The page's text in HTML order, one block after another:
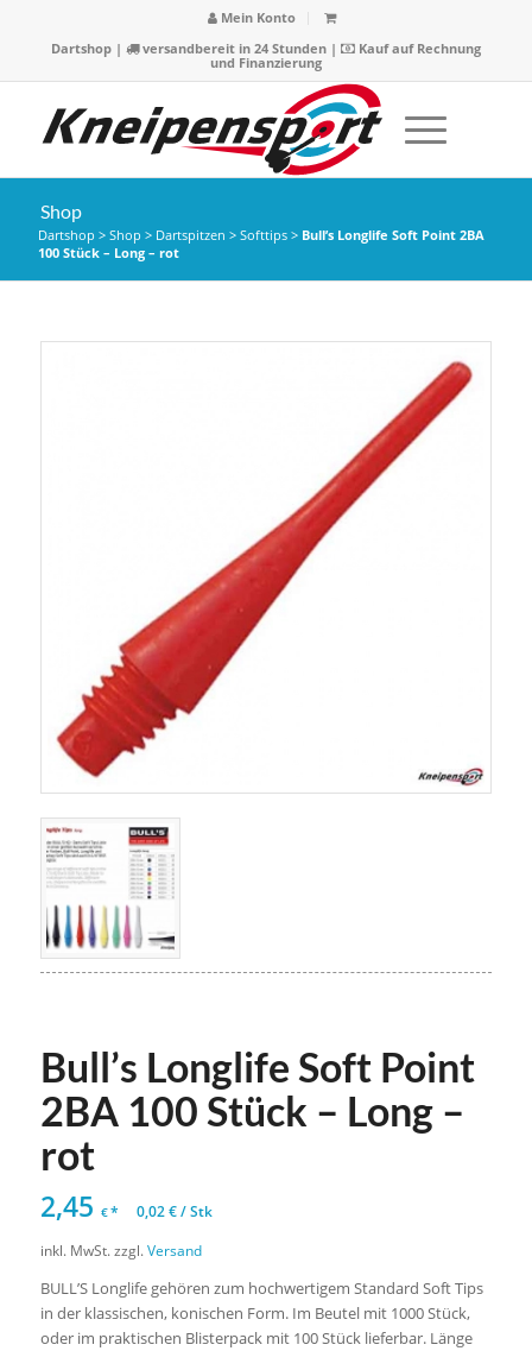
Mein Konto
Dartshop| versandbereit in 24 Stunden |
Kauf auf Rechnung
und Finanzierung
Shop
Dartshop > Shop > Dartspitzen > Softtips> Bull’s Longlife Soft Point 2BA
100 Stück – Long – rot
Bull’s Longlife Soft Point
2BA 100 Stück – Long –
rot
2,45 €* 0,02€/Stk
inkl. MwSt. zzgl.Versand
BULL’S Longlife gehören zum hochwertigem Standard Soft Tips
in der klassischen, konischen Form. Im Beutel mit 1000 Stück,
oder im praktischen Blisterpack mit 100 Stück lieferbar. Länge